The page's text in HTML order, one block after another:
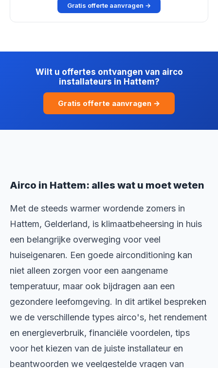
Gratis offerte aanvragen →
Wilt u offertes ontvangen van airco
installateurs in Hattem?
Gratis offerte aanvragen →
Airco in Hattem: alles wat u moet weten
Met de steeds warmer wordende zomers in
Hattem, Gelderland, is klimaatbeheersing in huis
een belangrijke overweging voor veel
huiseigenaren. Een goede airconditioning kan
niet alleen zorgen voor een aangename
temperatuur, maar ook bijdragen aan een
gezondere leefomgeving. In dit artikel bespreken
we de verschillende types airco's, het rendement
en energieverbruik, financiële voordelen, tips
voor het kiezen van de juiste installateur en
beantwoorden we veelgestelde vragen van